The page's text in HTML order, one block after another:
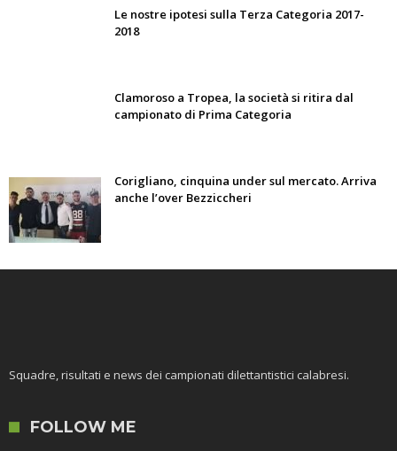
Le nostre ipotesi sulla Terza Categoria 2017-
2018
Clamoroso a Tropea, la società si ritira dal
campionato di Prima Categoria
Corigliano, cinquina under sul mercato. Arriva
anche l’over Bezziccheri
Squadre, risultati e news dei campionati dilettantistici calabresi.
FOLLOW ME